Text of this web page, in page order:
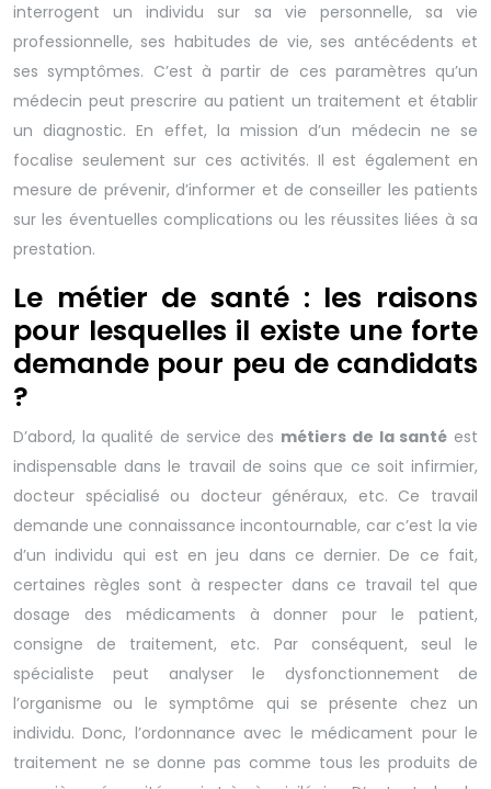
interrogent un individu sur sa vie personnelle, sa vie
professionnelle, ses habitudes de vie, ses antécédents et
ses symptômes. C’est à partir de ces paramètres qu’un
médecin peut prescrire au patient un traitement et établir
un diagnostic. En effet, la mission d’un médecin ne se
focalise seulement sur ces activités. Il est également en
mesure de prévenir, d’informer et de conseiller les patients
sur les éventuelles complications ou les réussites liées à sa
prestation.
Le métier de santé : les raisons
pour lesquelles il existe une forte
demande pour peu de candidats
?
D’abord, la qualité de service des métiers de la santé est
indispensable dans le travail de soins que ce soit infirmier,
docteur spécialisé ou docteur généraux, etc. Ce travail
demande une connaissance incontournable, car c’est la vie
d’un individu qui est en jeu dans ce dernier. De ce fait,
certaines règles sont à respecter dans ce travail tel que
dosage des médicaments à donner pour le patient,
consigne de traitement, etc. Par conséquent, seul le
spécialiste peut analyser le dysfonctionnement de
l’organisme ou le symptôme qui se présente chez un
individu. Donc, l’ordonnance avec le médicament pour le
traitement ne se donne pas comme tous les produits de